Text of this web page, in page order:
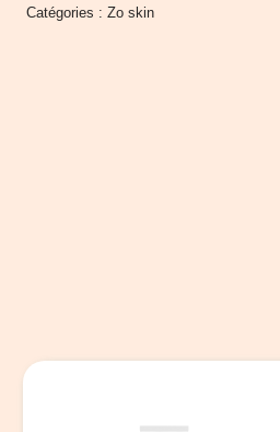
Catégories :Zo skin